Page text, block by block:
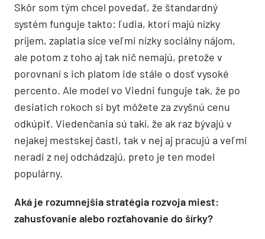
Skôr som tým chcel povedať, že štandardný
systém funguje takto: ľudia, ktorí majú nízky
príjem, zaplatia síce veľmi nízky sociálny nájom,
ale potom z toho aj tak nič nemajú, pretože v
porovnaní s ich platom ide stále o dosť vysoké
percento. Ale model vo Viedni funguje tak, že po
desiatich rokoch si byt môžete za zvyšnú cenu
odkúpiť. Viedenčania sú takí, že ak raz bývajú v
nejakej mestskej časti, tak v nej aj pracujú a veľmi
neradi z nej odchádzajú, preto je ten model
populárny.
Aká je rozumnejšia stratégia rozvoja miest:
zahusťovanie alebo rozťahovanie do šírky?